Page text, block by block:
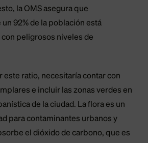
la OMS asegura que
92% de la población está
con peligrosos niveles de
este ratio, necesitaría contar con
e incluir las zonas verdes en
de la ciudad. La flora es un
para contaminantes urbanos y
el dióxido de carbono, que es